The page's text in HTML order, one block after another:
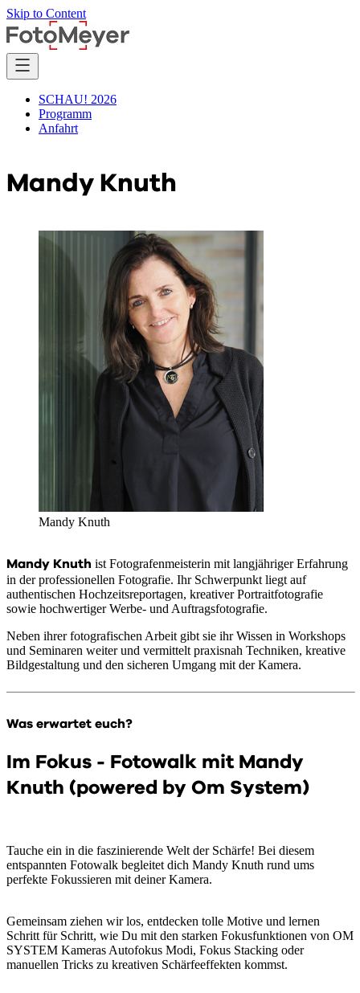
Skip to Content
SCHAU! 2026
Programm
Anfahrt
Mandy Knuth
Mandy Knuth
Mandy Knuth ist Fotografenmeisterin mit langjähriger Erfahrung
in der professionellen Fotografie. Ihr Schwerpunkt liegt auf
authentischen Hochzeitsreportagen, kreativer Portraitfotografie
sowie hochwertiger Werbe- und Auftragsfotografie.
Neben ihrer fotografischen Arbeit gibt sie ihr Wissen in Workshops
und Seminaren weiter und vermittelt praxisnah Techniken, kreative
Bildgestaltung und den sicheren Umgang mit der Kamera.
Was erwartet euch?
Im Fokus - Fotowalk mit Mandy
Knuth (powered by Om System)
Tauche ein in die faszinierende Welt der Schärfe! Bei diesem
entspannten Fotowalk begleitet dich Mandy Knuth rund ums
perfekte Fokussieren mit deiner Kamera.
Gemeinsam ziehen wir los, entdecken tolle Motive und lernen
Schritt für Schritt, wie Du mit den starken Fokusfunktionen von OM
SYSTEM Kameras Autofokus Modi, Fokus Stacking oder
manuellen Tricks zu kreativen Schärfeeffekten kommst.